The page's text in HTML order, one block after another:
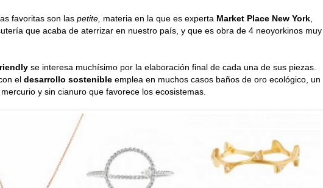
favoritas son las petite, materia en la que es experta Market Place New York
que acaba de aterrizar en nuestro país, y que es obra de 4 neoyorkinos muy
se interesa muchísimo por la elaboración final de cada una de sus piezas.
el desarrollo sostenible emplea en muchos casos baños de oro ecológico, un
y sin cianuro que favorece los ecosistemas.